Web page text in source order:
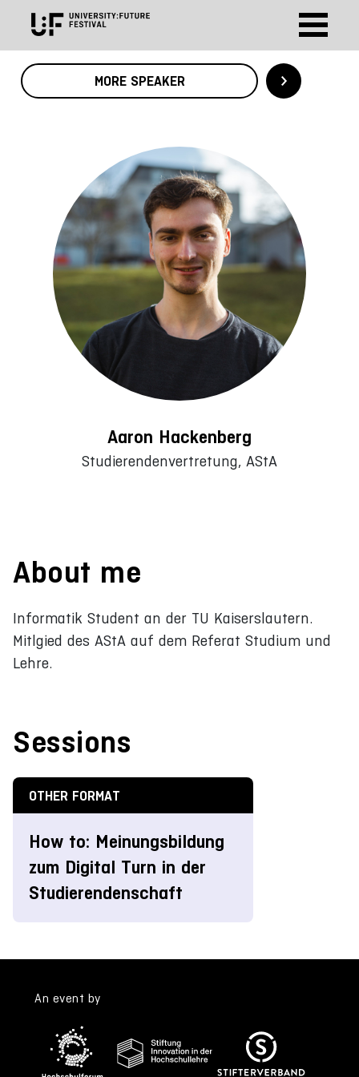
MORE SPEAKER
Aaron Hackenberg
Studierendenvertretung, AStA
About me
Informatik Student an der TU Kaiserslautern.
Mitlgied des AStA auf dem Referat Studium und
Lehre.
Sessions
OTHER FORMAT
How to: Meinungsbildung
zum Digital Turn in der
Studierendenschaft
An event by